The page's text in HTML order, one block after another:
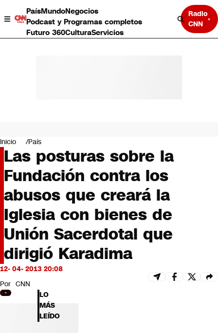
PaísMundoNegocios
Podcast y Programas completos
Futuro 360CulturaServicios
Radio
CNN
Negocios
Deportes
Programas completos
Cultura
Servicios
Bits
CNN tiempo
Futuro 360
Opinión
Inicio País
Las posturas sobre la
Fundación contra los
abusos que creará la
Iglesia con bienes de
Unión Sacerdotal que
dirigió Karadima
12- 04- 2013 20:08
Por CNN
LO
MÁS
LEÍDO